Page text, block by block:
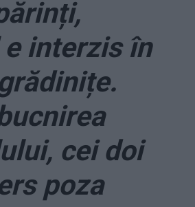
interzis în
cei doi
poza